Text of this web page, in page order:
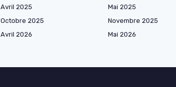
Avril 2025 Mai 2025
Octobre 2025 Novembre 2025
Avril 2026 Mai 2026